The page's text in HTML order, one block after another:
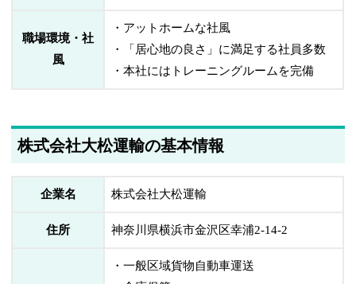
職場環境・社
風
・アットホームな社風
・「居心地の良さ」に満足する社員多数
・本社にはトレーニングルームを完備
株式会社大松運輸の基本情報
企業名 株式会社大松運輸
住所 神奈川県横浜市金沢区幸浦2-14-2
・一般区域貨物自動車運送